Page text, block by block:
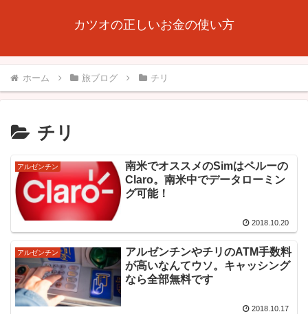
カツオの正しいお金の使い方
ホーム 旅ブログ チリ
チリ
アルゼンチン
南米でオススメのSimはペルーの
Claro。南米中でデータローミン
グ可能！
2018.10.20
アルゼンチン
アルゼンチンやチリのATM手数料
が高いなんてウソ。キャッシング
なら全部無料です
2018.10.17